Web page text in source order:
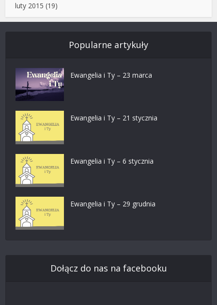
luty 2015 (19)
Popularne artykuły
Ewangelia i Ty – 23 marca
Ewangelia i Ty – 21 stycznia
Ewangelia i Ty – 6 stycznia
Ewangelia i Ty – 29 grudnia
Dołącz do nas na facebooku